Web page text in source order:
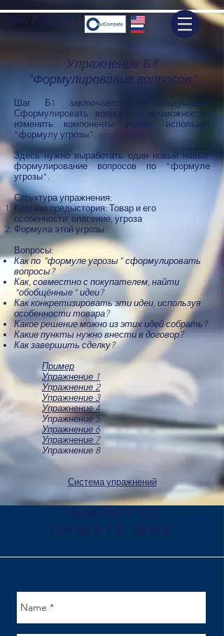
Len Kaplan
Упражнение Б1
"Формулирование вопросов"
Шаг Б1 заключается в следующем:
Сформулировать вопросы о возможностях
изменить компоненты угрозы, используя
"формулу угрозы".
Здесь нужно выработать один новый навык:
формулирование вопросов по "формуле
угрозы".
Структура упражнения:
Краткая предыстория: Товар и его
особенности, опасение, угроза
Формула этой угрозы
Вопросы:​
Как по "формуле угрозы" сформулировать
вопросы?
Как, совместно с покупателем, найти
"обобщённые" идеи?
Как конкретизировать эти идеи, используя
особенности товара?
Какое решение можно из этих идей собрать?
Какие пункты нужно внести в договор?
Как завершить сделку?
Пример
Упражнение 1
Упражнение 2
Упражнение 3
Упражнение 4
Упражнение 5
Упражнение 6
Упражнение 7
Упражнение 8
Система упражнений
CONTACT ME
ПИШИТЕ МНЕ